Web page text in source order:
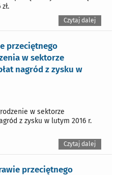
Czytaj dalej
przeciętnego
w sektorze
nagród z zysku w
w sektorze
z zysku w lutym 2016 r.
Czytaj dalej
przeciętnego